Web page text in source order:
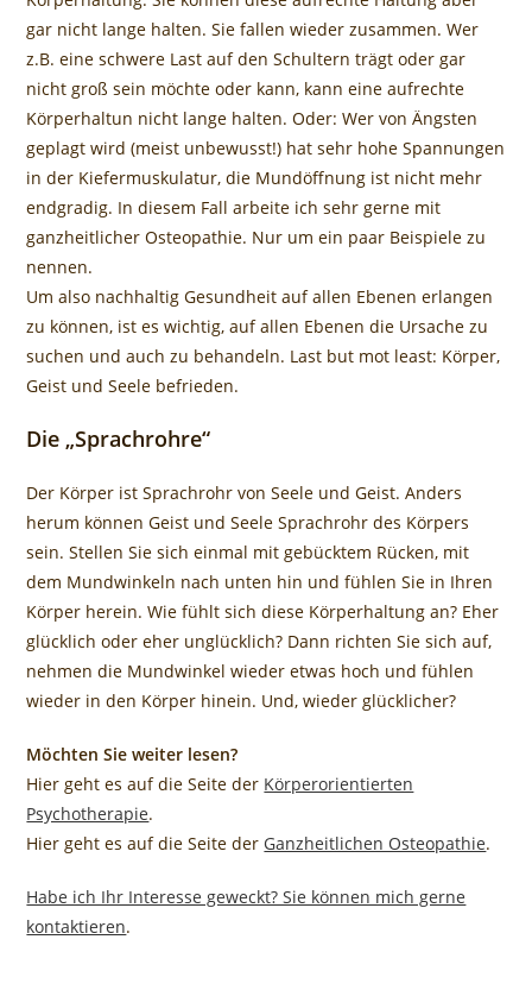
gar nicht lange halten. Sie fallen wieder zusammen. Wer
z.B. eine schwere Last auf den Schultern trägt oder gar
nicht groß sein möchte oder kann, kann eine aufrechte
Körperhaltun nicht lange halten. Oder: Wer von Ängsten
geplagt wird (meist unbewusst!) hat sehr hohe Spannungen
in der Kiefermuskulatur, die Mundöffnung ist nicht mehr
endgradig. In diesem Fall arbeite ich sehr gerne mit
ganzheitlicher Osteopathie. Nur um ein paar Beispiele zu
nennen.
Um also nachhaltig Gesundheit auf allen Ebenen erlangen
zu können, ist es wichtig, auf allen Ebenen die Ursache zu
suchen und auch zu behandeln. Last but mot least: Körper,
Geist und Seele befrieden.
Die „Sprachrohre“
Der Körper ist Sprachrohr von Seele und Geist. Anders
herum können Geist und Seele Sprachrohr des Körpers
sein. Stellen Sie sich einmal mit gebücktem Rücken, mit
dem Mundwinkeln nach unten hin und fühlen Sie in Ihren
Körper herein. Wie fühlt sich diese Körperhaltung an? Eher
glücklich oder eher unglücklich? Dann richten Sie sich auf,
nehmen die Mundwinkel wieder etwas hoch und fühlen
wieder in den Körper hinein. Und, wieder glücklicher?
Möchten Sie weiter lesen?
Hier geht es auf die Seite der Körperorientierten
Psychotherapie.
Hier geht es auf die Seite der Ganzheitlichen Osteopathie.
Habe ich Ihr Interesse geweckt? Sie können mich gerne
kontaktieren.